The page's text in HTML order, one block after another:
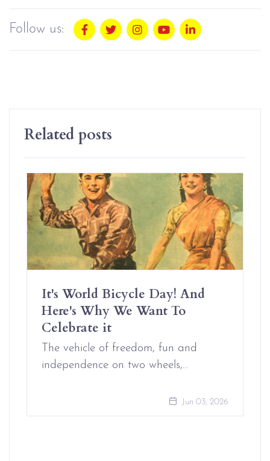
Follow us:
Related posts
It's World Bicycle Day! And
Here's Why We Want To
Celebrate it
The vehicle of freedom, fun and
independence on two wheels,…
Jun 03, 2026